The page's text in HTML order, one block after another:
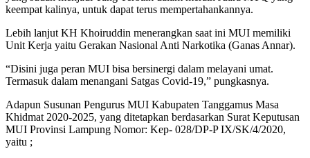
keempat kalinya, untuk dapat terus mempertahankannya.
Lebih lanjut KH Khoiruddin menerangkan saat ini MUI memiliki
Unit Kerja yaitu Gerakan Nasional Anti Narkotika (Ganas Annar).
“Disini juga peran MUI bisa bersinergi dalam melayani umat.
Termasuk dalam menangani Satgas Covid-19,” pungkasnya.
Adapun Susunan Pengurus MUI Kabupaten Tanggamus Masa
Khidmat 2020-2025, yang ditetapkan berdasarkan Surat Keputusan
MUI Provinsi Lampung Nomor: Kep- 028/DP-P IX/SK/4/2020,
yaitu ;